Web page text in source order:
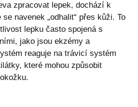
zpracovat lepek, dochází k
navenek „odhalit“ přes kůži. To
lepku často spojená s
jako jsou ekzémy a
reaguje na trávicí systém
které mohou způsobit